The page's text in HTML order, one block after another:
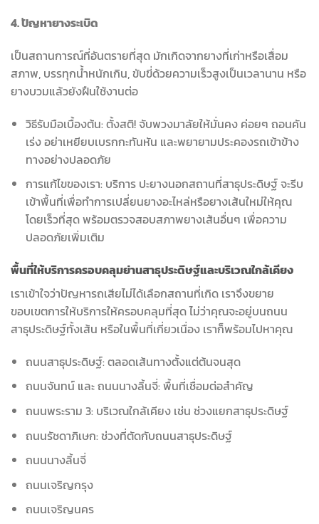
4. ปัญหายางระเบิด
เป็นสถานการณ์ที่อันตรายที่สุด มักเกิดจากยางที่เก่าหรือเสื่อม
สภาพ, บรรทุกน้ำหนักเกิน, ขับขี่ด้วยความเร็วสูงเป็นเวลานาน หรือ
ยางบวมแล้วยังฝืนใช้งานต่อ
วิธีรับมือเบื้องต้น: ตั้งสติ! จับพวงมาลัยให้มั่นคง ค่อยๆ ถอนคัน
เร่ง อย่าเหยียบเบรกกะทันหัน และพยายามประคองรถเข้าข้าง
ทางอย่างปลอดภัย
การแก้ไขของเรา: บริการ ปะยางนอกสถานที่สาธุประดิษฐ์ จะรีบ
เข้าพื้นที่เพื่อทำการเปลี่ยนยางอะไหล่หรือยางเส้นใหม่ให้คุณ
โดยเร็วที่สุด พร้อมตรวจสอบสภาพยางเส้นอื่นๆ เพื่อความ
ปลอดภัยเพิ่มเติม
พื้นที่ให้บริการครอบคลุมย่านสาธุประดิษฐ์และบริเวณใกล้เคียง
เราเข้าใจว่าปัญหารถเสียไม่ได้เลือกสถานที่เกิด เราจึงขยาย
ขอบเขตการให้บริการให้ครอบคลุมที่สุด ไม่ว่าคุณจะอยู่บนถนน
สาธุประดิษฐ์ทั้งเส้น หรือในพื้นที่เกี่ยวเนื่อง เราก็พร้อมไปหาคุณ
ถนนสาธุประดิษฐ์: ตลอดเส้นทางตั้งแต่ต้นจนสุด
ถนนจันทน์ และ ถนนนางลิ้นจี่: พื้นที่เชื่อมต่อสำคัญ
ถนนพระราม 3: บริเวณใกล้เคียง เช่น ช่วงแยกสาธุประดิษฐ์
ถนนรัชดาภิเษก: ช่วงที่ตัดกับถนนสาธุประดิษฐ์
ถนนนางลิ้นจี่
ถนนเจริญกรุง
ถนนเจริญนคร